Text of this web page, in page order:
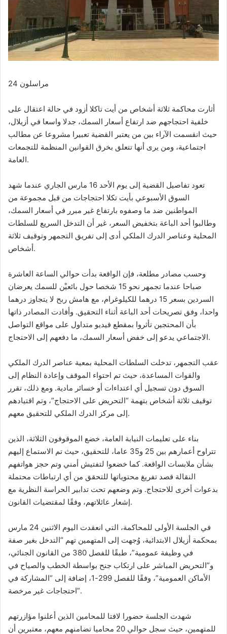
مراسلون 24
أثارت محاكمة ثلاثة أشخاص من أيت تاكلا أزود في حالة اعتقال على
خلفية احتجاجهم ضد ارتفاع أسعار السمك، جدلا واسعا في أزيلال،
حيث انقسمت الآراء بين من يعتبر القضية تعبيرا مشروعا عن مطالب
اجتماعية، ومن يرى أنها تتعلق بخرق القوانين المنظمة للتجمعات
العامة.
تعود تفاصيل القضية إلى يوم الأحد 16 مارس الجاري عندما شهد
السوق الأسبوعي بأيت تكلا احتجاجات من قبل مجموعة من
المواطنين ضد ما وصفوه بارتفاع غير مبرر في أسعار السمك،
وطالبوا أحد الباعة بتخفيض السعر، غير أن التدخل السريع للسلطات
المحلية وعناصر الدرك الملكي أدى إلى تفريق التجمهر وتوقيف ثلاثة
أشخاص.
وحسب مصادر مطلعة، فإن الواقعة بدأت حوالي الساعة العاشرة
صباحا عندما تجمهر نحو 15 شخصا حول بائعيْن للسمك يعرضان
السردين بسعر 15 درهما للكيلوغرام، مع هامش ربح لا يتجاوز درهما
واحدا، وفق تصريحات أحد الباعة أثناء التحقيق. وأفادت المصادر ذاتها
بأن المحتجين تأثروا بمقطع فيديو متداول على مواقع التواصل
الاجتماعي يدعو إلى خفض أسعار السمك، ما دفعهم إلى الاحتجاج.
عقب التجمهر، تدخلت السلطات المحلية بمعية عناصر الدرك الملكي
والقوات المساعدة، حيث تم احتواء الموقف وإعادة النظام إلى
السوق دون تسجيل أي اعتداءات أو خسائر مادية. ومع ذلك، تقرر
توقيف ثلاثة أشخاص بتهمة “التحريض على الاحتجاج”، وتم اقتيادهم
إلى مركز الدرك الملكي للتحقيق معهم.
بناء على تعليمات النيابة العامة، خضع الموقوفون الثلاثة، الذين
تتراوح أعمارهم بين 25 و35 عاما، للتحقيق، حيث تم الاستماع إليهم
بشأن ملابسات الواقعة. كما خضعوا لتفتيش أمني وتم حجز هواتفهم
النقالة قصد تفريغ محتوياتها للتحقق من أي ارتباطات محتملة
بدعوات أخرى للاحتجاج. وتم وضعهم تحت تدابير الحراسة النظرية مع
إشعار عائلاتهم، وفقًا لمقتضيات القانون.
في الجلسة الأولى للمحاكمة، التي انعقدت اليوم الاثنين 24 مارس
بمحكمة أزيلال الابتدائية، وُجهت إلى المتهمين تهم “التدخل بغير صفة
في وظيفة عمومية”، طبقًا للفصل 380 من القانون الجنائي،
و”التحريض المباشر على ارتكاب جنح بواسطة الخطب والصياح في
الأماكن العمومية”، وفقًا للفصل 299-1، إضافة إلى “المشاركة في
احتجاجات غير مرخصة”.
شهدت الجلسة حضورا لافتا للمحامين الذين أعلنوا مؤازرتهم
للمتهمين، حيث سجل حوالي 20 محاميا تضامنهم معهم، معتبرين أن